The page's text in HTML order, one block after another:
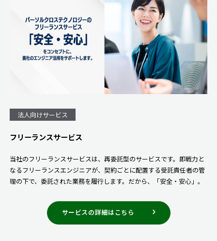
法人向けサービス
フリーランスサービス
当社のフリーランスサービスは、再委託型のサービスです。即戦力と
なるフリーランスエンジニアが、契約ごとに配置する受託責任者の管
理の下で、委託された業務を履行します。だから、「安全・安心」。
サービスの詳細はこちら